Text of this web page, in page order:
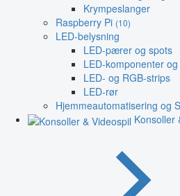
Krympeslanger
Raspberry Pi (10)
LED-belysning
LED-pærer og spots
LED-komponenter
LED- og RGB-strips
LED-rør
Hjemmeautomatisering og
Konsoller